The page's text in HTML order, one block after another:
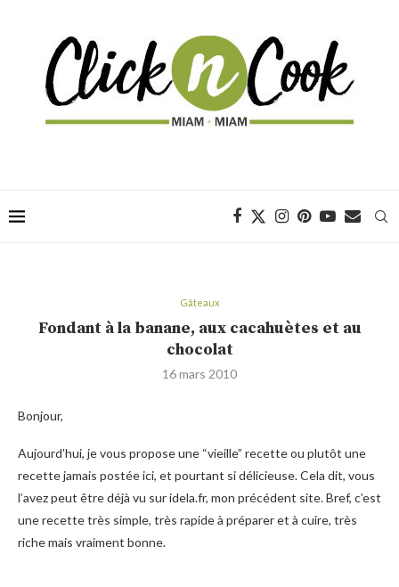
Gâteaux
Fondant à la banane, aux cacahuètes et au
chocolat
16 mars 2010
Bonjour,
Aujourd’hui, je vous propose une “vieille” recette ou plutôt une
recette jamais postée ici, et pourtant si délicieuse. Cela dit, vous
l’avez peut être déjà vu sur idela.fr, mon précédent site. Bref, c’est
une recette très simple, très rapide à préparer et à cuire, très
riche mais vraiment bonne.